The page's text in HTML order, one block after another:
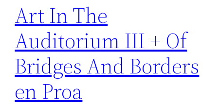
Art In The
Auditorium III + Of
Bridges And Borders
en Proa